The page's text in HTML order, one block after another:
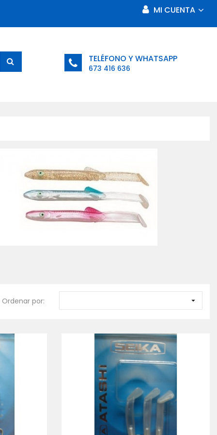
MI CUENTA
TELÉFONO Y WHATSAPP
673 416 636
Ordenar por: 